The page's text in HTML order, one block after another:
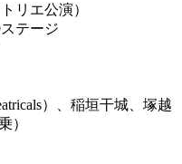
リエ公演）
ステージ
）、稲垣干城、塚越
）